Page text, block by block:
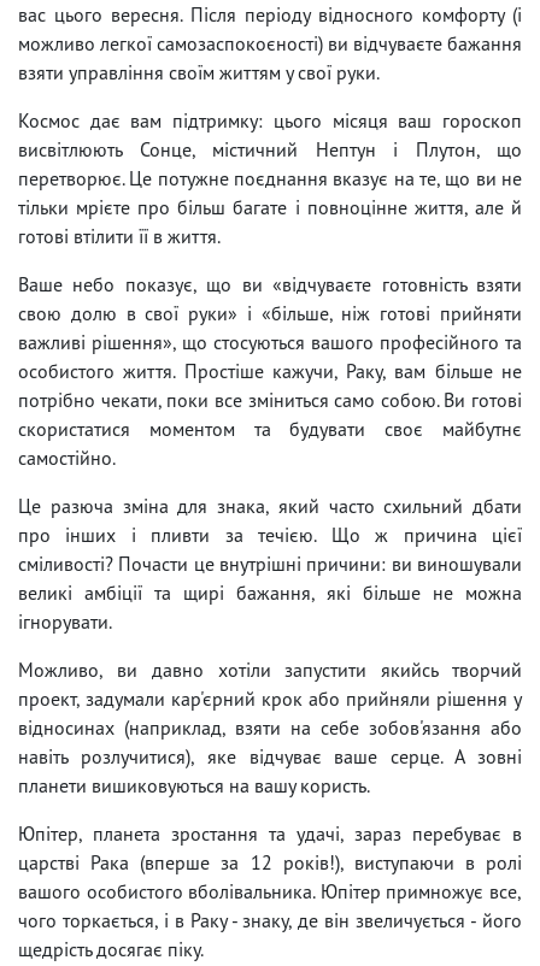
вас цього вересня. Після періоду відносного комфорту (і
можливо легкої самозаспокоєності) ви відчуваєте бажання
взяти управління своїм життям у свої руки.
Космос дає вам підтримку: цього місяця ваш гороскоп
висвітлюють Сонце, містичний Нептун і Плутон, що
перетворює. Це потужне поєднання вказує на те, що ви не
тільки мрієте про більш багате і повноцінне життя, але й
готові втілити її в життя.
Ваше небо показує, що ви «відчуваєте готовність взяти
свою долю в свої руки» і «більше, ніж готові прийняти
важливі рішення», що стосуються вашого професійного та
особистого життя. Простіше кажучи, Раку, вам більше не
потрібно чекати, поки все зміниться само собою. Ви готові
скористатися моментом та будувати своє майбутнє
самостійно.
Це разюча зміна для знака, який часто схильний дбати
про інших і пливти за течією. Що ж причина цієї
сміливості? Почасти це внутрішні причини: ви виношували
великі амбіції та щирі бажання, які більше не можна
ігнорувати.
Можливо, ви давно хотіли запустити якийсь творчий
проект, задумали кар'єрний крок або прийняли рішення у
відносинах (наприклад, взяти на себе зобов'язання або
навіть розлучитися), яке відчуває ваше серце. А зовні
планети вишиковуються на вашу користь.
Юпітер, планета зростання та удачі, зараз перебуває в
царстві Рака (вперше за 12 років!), виступаючи в ролі
вашого особистого вболівальника. Юпітер примножує все,
чого торкається, і в Раку - знаку, де він звеличується - його
щедрість досягає піку.